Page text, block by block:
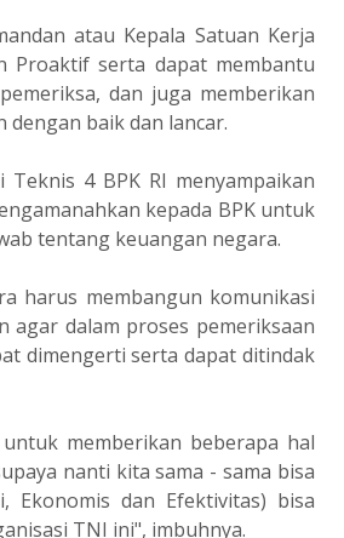
atau Kepala Satuan Kerja
Proaktif serta dapat membantu
dan juga memberikan
baik dan lancar.
4 BPK RI menyampaikan
kepada BPK untuk
tentang keuangan negara.
harus membangun komunikasi
agar dalam proses pemeriksaan
dimengerti serta dapat ditindak
memberikan beberapa hal
nanti kita sama - sama bisa
Ekonomis dan Efektivitas) bisa
TNI ini", imbuhnya.